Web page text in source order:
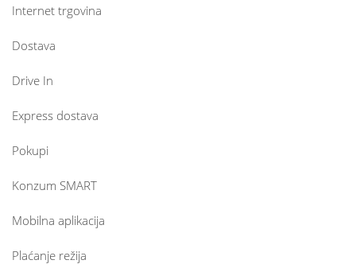
Internet trgovina
Dostava
Drive In
Express dostava
Pokupi
Konzum SMART
Mobilna aplikacija
Plaćanje režija